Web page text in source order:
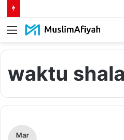
Menu
waktu
Mar